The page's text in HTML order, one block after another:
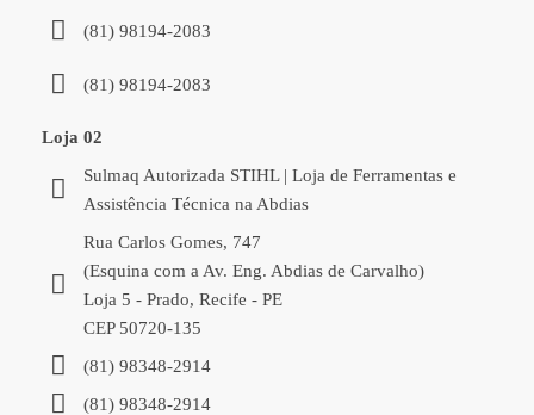
(81) 98194-2083
(81) 98194-2083
Loja 02
Sulmaq Autorizada STIHL | Loja de Ferramentas e
Assistência Técnica na Abdias
Rua Carlos Gomes, 747
(Esquina com a Av. Eng. Abdias de Carvalho)
Loja 5 - Prado, Recife - PE
CEP 50720-135
(81) 98348-2914
(81) 98348-2914